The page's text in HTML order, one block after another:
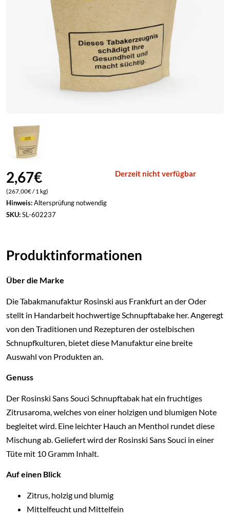
2,67€
(267,00€ / 1 kg)
Derzeit nicht verfügbar
Hinweis:Altersprüfung notwendig
SKU:SL-602237
Produktinformationen
Über die Marke
Die Tabakmanufaktur Rosinski aus Frankfurt an der Oder
stellt in Handarbeit hochwertige Schnupftabake her. Angeregt
von den Traditionen und Rezepturen der ostelbischen
Schnupfkulturen, bietet diese Manufaktur eine breite
Auswahl von Produkten an.
Genuss
Der Rosinski Sans Souci Schnupftabak hat ein fruchtiges
Zitrusaroma, welches von einer holzigen und blumigen Note
begleitet wird. Eine leichter Hauch an Menthol rundet diese
Mischung ab. Geliefert wird der Rosinski Sans Souci in einer
Tüte mit 10 Gramm Inhalt.
Auf einen Blick
Zitrus, holzig und blumig
Mittelfeucht und Mittelfein
Pfälzer Land Snuff
Viking Snuff
ELFLIQ by Elf Bar